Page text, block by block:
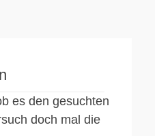
es den gesuchten
doch mal die